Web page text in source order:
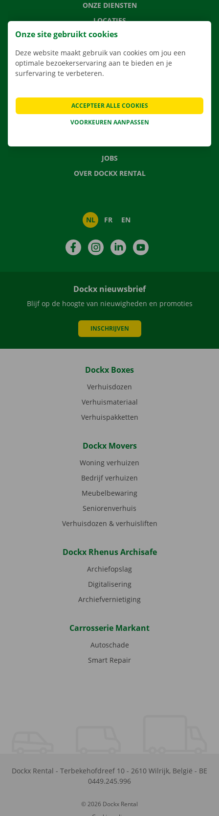
ONZE DIENSTEN
LOCATIES
APP
VERHUISOPLOSSINGEN
CONTACTEER ONS
VEELGESTELDE VRAGEN
NIEUWS
JOBS
OVER DOCKX RENTAL
NL FR EN
FacebookInstagramLinkedIn
Dockx nieuwsbrief
Blijf op de hoogte van nieuwigheden en promoties
INSCHRIJVEN
Dockx Boxes
Verhuisdozen
Verhuismateriaal
Verhuispakketten
Dockx Movers
Woning verhuizen
Bedrijf verhuizen
Meubelbewaring
Seniorenverhuis
Verhuisdozen & verhuisliften
Dockx Rhenus Archisafe
Archiefopslag
Digitalisering
Archiefvernietiging
Carrosserie Markant
Autoschade
Smart Repair
Dockx Rental - Terbekehofdreef 10 - 2610 Wilrijk, België - BE
0449.245.996
© 2026 Dockx Rental
Onze site gebruikt cookies
Deze website maakt gebruik van cookies om jou een
optimale bezoekerservaring aan te bieden en je
surfervaring te verbeteren.
VOORKEUREN AANPASSEN
ACCEPTEER ALLE COOKIES